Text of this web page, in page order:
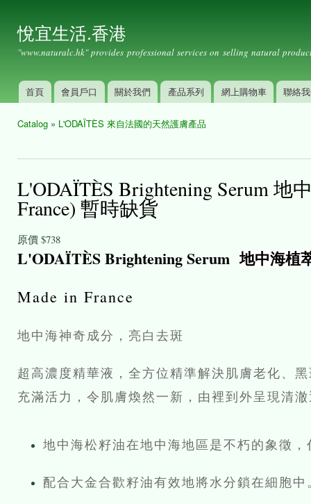
悅宜生活.香港
"www.naturalc.hk" provides professional services on selling natural
Main menu
首頁 會員戶口 關於我們 產品系列 網上購物車 聯絡
Catalog » L'ODAÏTÈS 來自法國的天然護膚產品
L'ODAÏTÈS Brightening Serum 地
France) 暫時缺貨
原價 $738
L'ODAÏTÈS Brightening Serum地中海植
Made in France
地中海神奇成分，亮白去斑
超高濃度精華液，全方位精準解決肌膚老化、
充滿活力，令肌膚煥然一新，由裡到外呈現清
地中海松籽油在地中海地區是不朽的象徵
配合大金合歡籽油有效地將水分鎖在細胞中